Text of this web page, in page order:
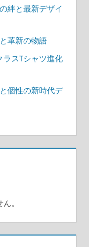
絆と最新デザイ
革新の物語
スTシャツ進化
個性の新時代デ
。